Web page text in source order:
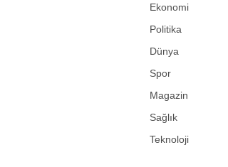
Ekonomi
Politika
Dünya
Spor
Magazin
Sağlık
Teknoloji